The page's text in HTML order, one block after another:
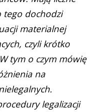
tego dochodzi
materialnej
czyli krótko
tym o czym mówię
na
legalizacji